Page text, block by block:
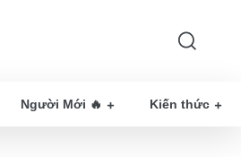
Người Mới 🔥 Kiến thức